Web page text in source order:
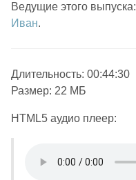
Ведущие этого выпуска:
Иван.
Длительность: 00:44:30
Размер: 22 МБ
HTML5 аудио плеер: